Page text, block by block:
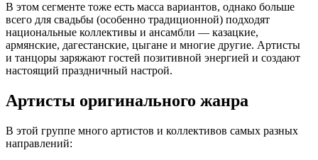
В этом сегменте тоже есть масса вариантов, однако больше
всего для свадьбы (особенно традиционной) подходят
национальные коллективы и ансамбли — казацкие,
армянские, дагестанские, цыгане и многие другие. Артисты
и танцоры заряжают гостей позитивной энергией и создают
настоящий праздничный настрой.
Артисты оригинального жанра
В этой группе много артистов и коллективов самых разных
направлений: